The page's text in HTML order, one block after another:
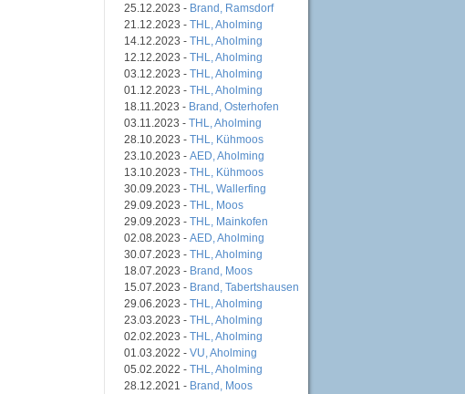
25.12.2023 - Brand, Ramsdorf
21.12.2023 - THL, Aholming
14.12.2023 - THL, Aholming
12.12.2023 - THL, Aholming
03.12.2023 - THL, Aholming
01.12.2023 - THL, Aholming
18.11.2023 - Brand, Osterhofen
03.11.2023 - THL, Aholming
28.10.2023 - THL, Kühmoos
23.10.2023 - AED, Aholming
13.10.2023 - THL, Kühmoos
30.09.2023 - THL, Wallerfing
29.09.2023 - THL, Moos
29.09.2023 - THL, Mainkofen
02.08.2023 - AED, Aholming
30.07.2023 - THL, Aholming
18.07.2023 - Brand, Moos
15.07.2023 - Brand, Tabertshausen
29.06.2023 - THL, Aholming
23.03.2023 - THL, Aholming
02.02.2023 - THL, Aholming
01.03.2022 - VU, Aholming
05.02.2022 - THL, Aholming
28.12.2021 - Brand, Moos